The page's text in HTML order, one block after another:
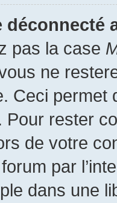
déconnecté
pas la case
ne
Ceci permet
Pour rester
de votre
par
dans une